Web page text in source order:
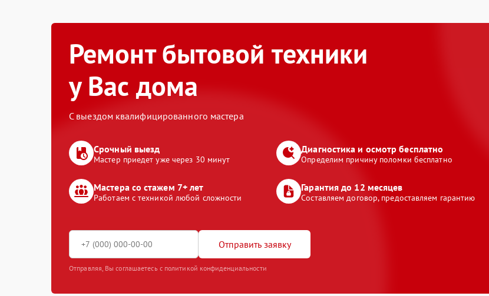
Ремонт бытовой техники
у Вас дома
С выездом квалифицированного мастера
Срочный выезд
Мастер приедет уже через 30 минут
Диагностика и осмотр бесплатно
Определим причину поломки бесплатно
Мастера со стажем 7+ лет
Работаем с техникой любой сложности
Гарантия до 12 месяцев
Составляем договор, предоставляем гарантию
Отправить заявку
Отправляя, Вы соглашаетесь с политикой конфиденциальности